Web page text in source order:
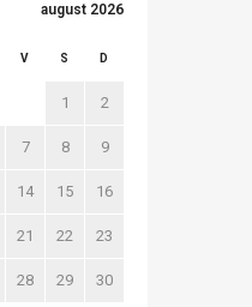
august 2026
V S D
1 2
7 8 9
14 15 16
21 22 23
28 29 30